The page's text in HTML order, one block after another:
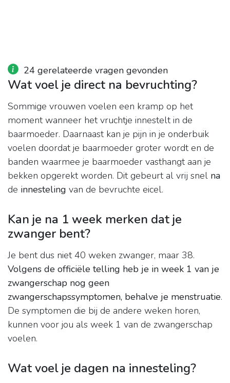
24 gerelateerde vragen gevonden
Wat voel je direct na bevruchting?
Sommige vrouwen voelen een kramp op het
moment wanneer het vruchtje innestelt in de
baarmoeder. Daarnaast kan je pijn in je onderbuik
voelen doordat je baarmoeder groter wordt en de
banden waarmee je baarmoeder vasthangt aan je
bekken opgerekt worden. Dit gebeurt al vrij snel na
de innesteling van de bevruchte eicel.
Kan je na 1 week merken dat je
zwanger bent?
Je bent dus niet 40 weken zwanger, maar 38.
Volgens de officiële telling heb je in week 1 van je
zwangerschap nog geen
zwangerschapssymptomen, behalve je menstruatie.
De symptomen die bij de andere weken horen,
kunnen voor jou als week 1 van de zwangerschap
voelen.
Wat voel je dagen na innesteling?